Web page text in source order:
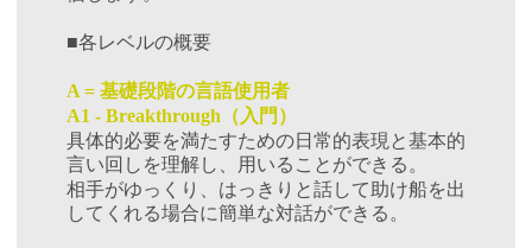
■各レベルの概要
A = 基礎段階の言語使用者
A1 - Breakthrough
（入門）
具体的必要を満たすための日常的表現と基本的
言い回しを理解し、用いることができる。
相手がゆっくり、はっきりと話して助け船を出
してくれる場合に簡単な対話ができる。